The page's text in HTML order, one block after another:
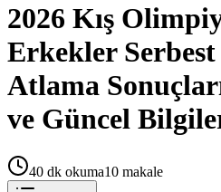
2026 Kış
Erkekler
Atlama
ve Güncel
40 dk okuma10 makale